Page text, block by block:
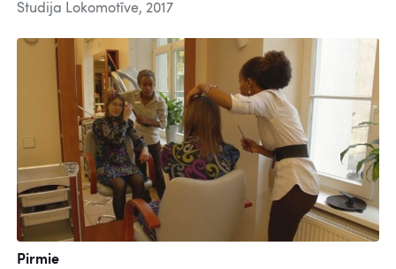
Studija Lokomotīve, 2017
Pirmie